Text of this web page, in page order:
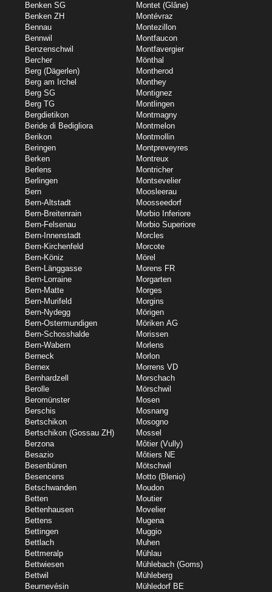
Benken SG
Benken ZH
Bennau
Bennwil
Benzenschwil
Bercher
Berg (Dägerlen)
Berg am Irchel
Berg SG
Berg TG
Bergdietikon
Beride di Bedigliora
Berikon
Beringen
Berken
Berlens
Berlingen
Bern
Bern-Altstadt
Bern-Breitenrain
Bern-Felsenau
Bern-Innenstadt
Bern-Kirchenfeld
Bern-Köniz
Bern-Länggasse
Bern-Lorraine
Bern-Matte
Bern-Murifeld
Bern-Nydegg
Bern-Ostermundigen
Bern-Schosshalde
Bern-Wabern
Berneck
Bernex
Bernhardzell
Berolle
Beromünster
Berschis
Bertschikon
Bertschikon (Gossau ZH)
Berzona
Besazio
Besenbüren
Besencens
Betschwanden
Betten
Bettenhausen
Bettens
Bettingen
Bettlach
Bettmeralp
Bettwiesen
Bettwil
Beurnevésin
Montet (Glâne)
Montévraz
Montezillon
Montfaucon
Montfavergier
Mönthal
Montherod
Monthey
Montignez
Montlingen
Montmagny
Montmelon
Montmollin
Montpreveyres
Montreux
Montricher
Montsevelier
Moosleerau
Moosseedorf
Morbio Inferiore
Morbio Superiore
Morcles
Morcote
Mörel
Morens FR
Morgarten
Morges
Morgins
Mörigen
Möriken AG
Morissen
Morlens
Morlon
Morrens VD
Morschach
Mörschwil
Mosen
Mosnang
Mosogno
Mossel
Môtier (Vully)
Môtiers NE
Mötschwil
Motto (Blenio)
Moudon
Moutier
Movelier
Mugena
Muggio
Muhen
Mühlau
Mühlebach (Goms)
Mühleberg
Mühledorf BE